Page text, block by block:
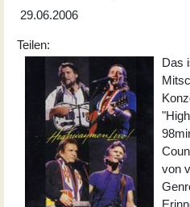
29.06.2006
Teilen:
Das
von